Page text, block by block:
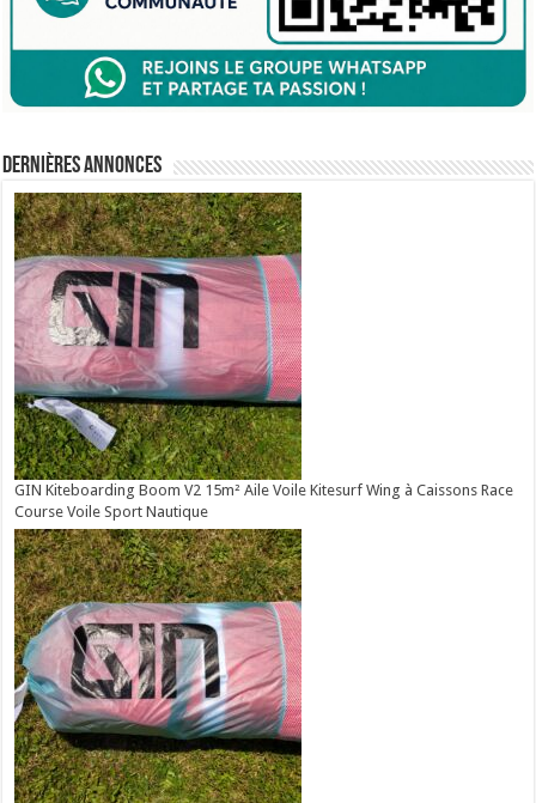
Dernières annonces
GIN Kiteboarding Boom V2 15m² Aile Voile Kitesurf Wing à Caissons Race
Course Voile Sport Nautique